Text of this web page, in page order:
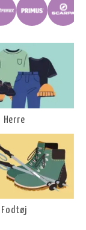
Herre
Fodtøj